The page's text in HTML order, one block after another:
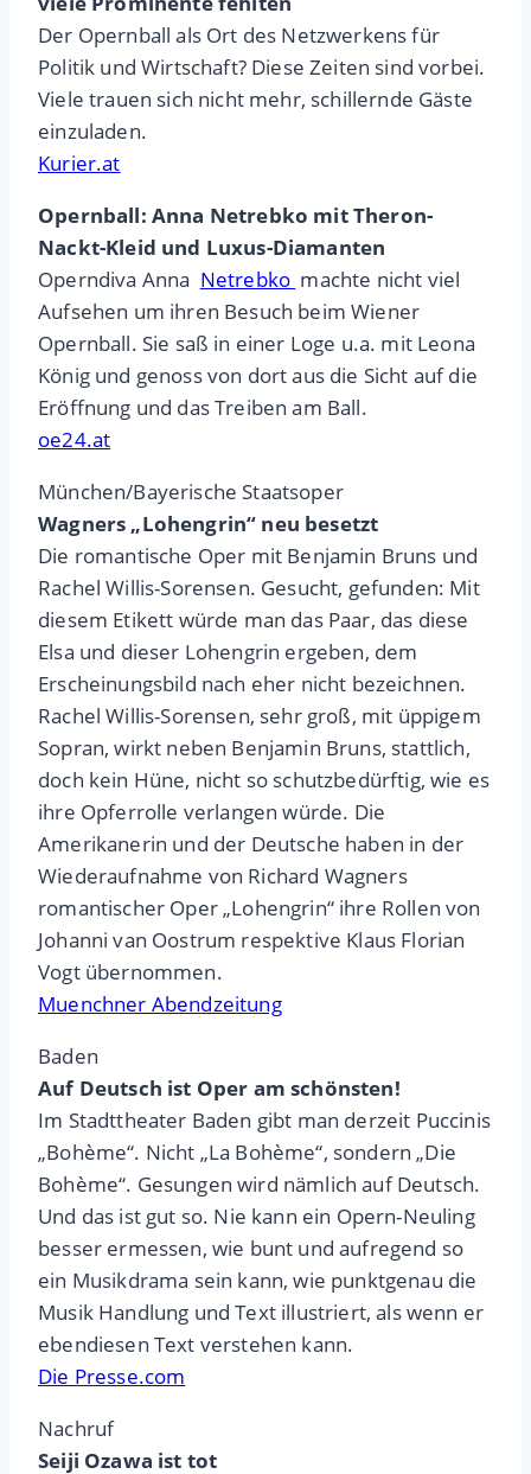
Der Opernball als Ort des Netzwerkens für
Politik und Wirtschaft? Diese Zeiten sind vorbei.
Viele trauen sich nicht mehr, schillernde Gäste
einzuladen.
Kurier.at
Opernball: Anna Netrebko mit Theron-
Nackt-Kleid und Luxus-Diamanten
Operndiva Anna Netrebko machte nicht viel
Aufsehen um ihren Besuch beim Wiener
Opernball. Sie saß in einer Loge u.a. mit Leona
König und genoss von dort aus die Sicht auf die
Eröffnung und das Treiben am Ball.
oe24.at
München/Bayerische Staatsoper
Wagners „Lohengrin“ neu besetzt
Die romantische Oper mit Benjamin Bruns und
Rachel Willis-Sorensen. Gesucht, gefunden: Mit
diesem Etikett würde man das Paar, das diese
Elsa und dieser Lohengrin ergeben, dem
Erscheinungsbild nach eher nicht bezeichnen.
Rachel Willis-Sorensen, sehr groß, mit üppigem
Sopran, wirkt neben Benjamin Bruns, stattlich,
doch kein Hüne, nicht so schutzbedürftig, wie es
ihre Opferrolle verlangen würde. Die
Amerikanerin und der Deutsche haben in der
Wiederaufnahme von Richard Wagners
romantischer Oper „Lohengrin“ ihre Rollen von
Johanni van Oostrum respektive Klaus Florian
Vogt übernommen.
Muenchner Abendzeitung
Baden
Auf Deutsch ist Oper am schönsten!
Im Stadttheater Baden gibt man derzeit Puccinis
„Bohème“. Nicht „La Bohème“, sondern „Die
Bohème“. Gesungen wird nämlich auf Deutsch.
Und das ist gut so. Nie kann ein Opern-Neuling
besser ermessen, wie bunt und aufregend so
ein Musikdrama sein kann, wie punktgenau die
Musik Handlung und Text illustriert, als wenn er
ebendiesen Text verstehen kann.
Die Presse.com
Nachruf
Seiji Ozawa ist tot